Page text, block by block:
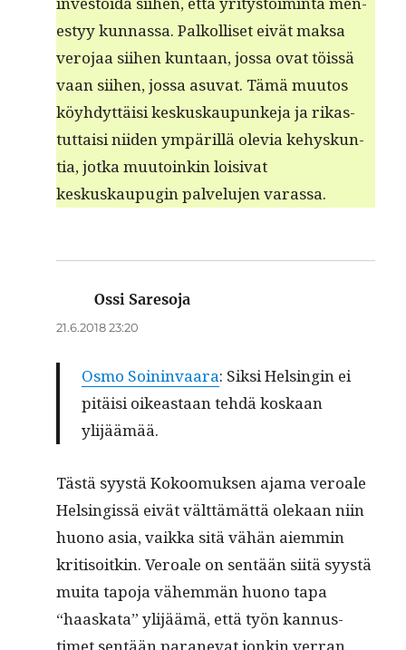
estyy kun­nas­sa. Palkol­liset eivät mak­sa
vero­jaa siihen kun­taan, jos­sa ovat töis­sä
vaan siihen, jos­sa asu­vat. Tämä muu­tos
köy­hdyt­täisi keskuskaupunke­ja ja rikas­
tut­taisi niiden ympäril­lä ole­via kehyskun­
tia, jot­ka muu­toinkin loisi­vat
keskuskaupu­g­in palvelu­jen varassa.
Ossi Saresoja
21.6.2018 23:20
Osmo Soin­in­vaara: Sik­si Helsin­gin ei
pitäisi oikeas­t­aan tehdä koskaan
ylijäämää.
Tästä syys­tä Kokoomuk­sen aja­ma veroale
Helsingis­sä eivät vält­tämät­tä olekaan niin
huono asia, vaik­ka sitä vähän aiem­min
kri­ti­soitkin. Veroale on sen­tään siitä syys­tä
mui­ta tapo­ja vähem­män huono tapa
“haaska­ta” yli­jäämä, että työn kan­nus­
timet sen­tään paranevat jonkin verran.